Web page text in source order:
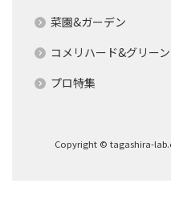
菜園&ガーデン
コメリハード&グリーン
プロ特集
Copyright © tagashira-